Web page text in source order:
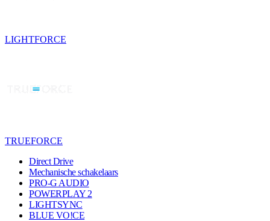
LIGHTFORCE
TRUEFORCE
Direct Drive
Mechanische schakelaars
PRO-G AUDIO
POWERPLAY 2
LIGHTSYNC
BLUE VO!CE